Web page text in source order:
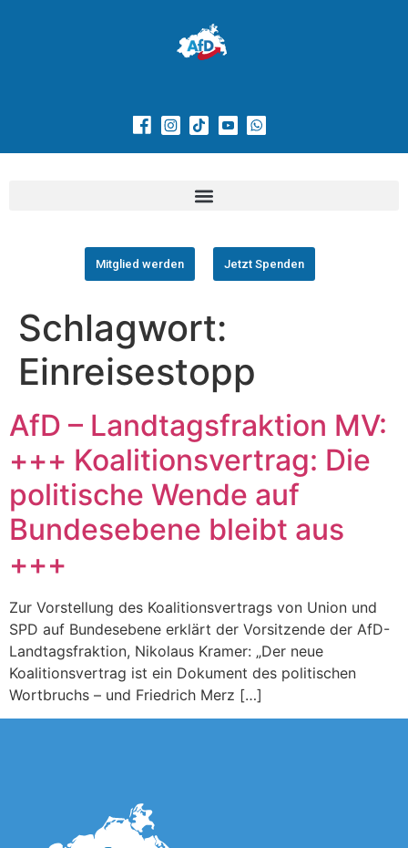
Mitglied werden Jetzt Spenden
Schlagwort:
Einreisestopp
AfD – Landtagsfraktion MV:
+++ Koalitionsvertrag: Die
politische Wende auf
Bundesebene bleibt aus
+++
Zur Vorstellung des Koalitionsvertrags von Union und
SPD auf Bundesebene erklärt der Vorsitzende der AfD-
Landtagsfraktion, Nikolaus Kramer: „Der neue
Koalitionsvertrag ist ein Dokument des politischen
Wortbruchs – und Friedrich Merz […]